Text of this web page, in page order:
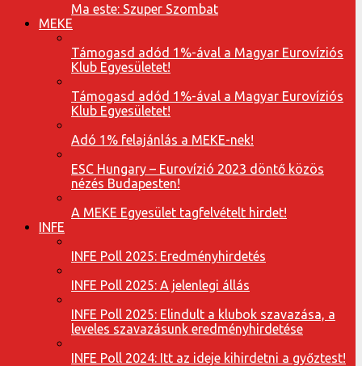
Ma este: Szuper Szombat
MEKE
Támogasd adód 1%-ával a Magyar Eurovíziós
Klub Egyesületet!
Támogasd adód 1%-ával a Magyar Eurovíziós
Klub Egyesületet!
Adó 1% felajánlás a MEKE-nek!
ESC Hungary – Eurovízió 2023 döntő közös
nézés Budapesten!
A MEKE Egyesület tagfelvételt hirdet!
INFE
INFE Poll 2025: Eredményhirdetés
INFE Poll 2025: A jelenlegi állás
INFE Poll 2025: Elindult a klubok szavazása, a
leveles szavazásunk eredményhirdetése
INFE Poll 2024: Itt az ideje kihirdetni a győztest!